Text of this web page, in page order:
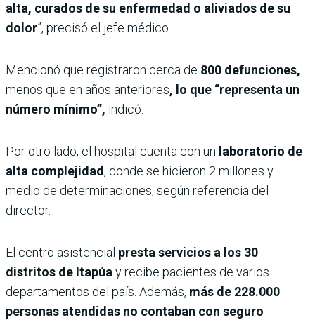
alta, curados de su enfermedad o aliviados de su
dolor”, precisó el jefe médico.
Mencionó que registraron cerca de 800 defunciones,
menos que en años anteriores, lo que “representa un
número mínimo”, indicó.
Por otro lado, el hospital cuenta con un laboratorio de
alta complejidad, donde se hicieron 2 millones y
medio de determinaciones, según referencia del
director.
El centro asistencial presta servicios a los 30
distritos de Itapúay recibe pacientes de varios
departamentos del país. Además, más de 228.000
personas atendidas no contaban con seguro